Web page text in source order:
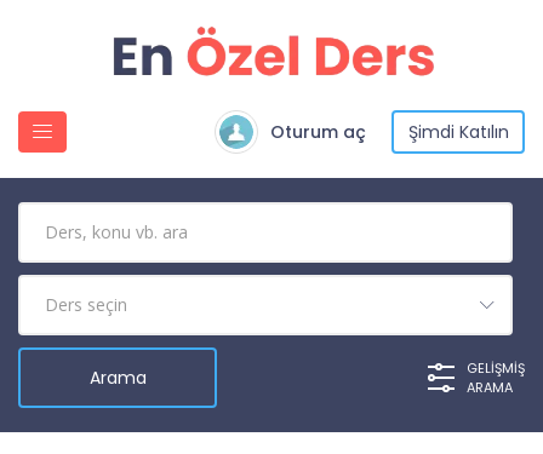
Oturum aç Şimdi Katılın
GELIŞMIŞ
ARAMA